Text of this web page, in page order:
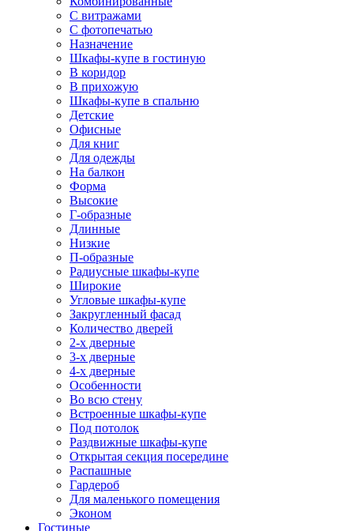
С витражами
С фотопечатью
Назначение
Шкафы-купе в гостиную
В коридор
В прихожую
Шкафы-купе в спальню
Детские
Офисные
Для книг
Для одежды
На балкон
Форма
Высокие
Г-образные
Длинные
Низкие
П-образные
Радиусные шкафы-купе
Широкие
Угловые шкафы-купе
Закругленный фасад
Количество дверей
2-х дверные
3-х дверные
4-х дверные
Особенности
Во всю стену
Встроенные шкафы-купе
Под потолок
Раздвижные шкафы-купе
Открытая секция посередине
Распашные
Гардероб
Для маленького помещения
Эконом
Гостиные